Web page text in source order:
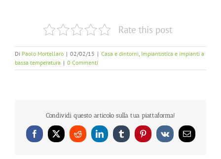
Rate this post
Di Paolo Mortellaro | 02/02/15 | Casa e dintorni, Impiantistica e impianti a
bassa temperatura | 0 Commenti
Condividi questo articolo sulla tua piattaforma!
Facebook
X RedditLinkedInTumblrPinterestVk Email